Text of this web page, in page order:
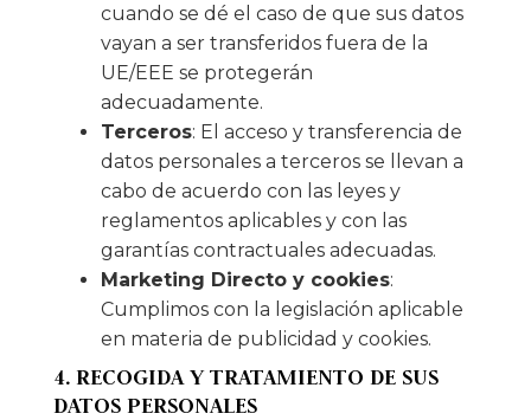
cuando se dé el caso de que sus datos
vayan a ser transferidos fuera de la
UE/EEE se protegerán
adecuadamente.
Terceros: El acceso y transferencia de
datos personales a terceros se llevan a
cabo de acuerdo con las leyes y
reglamentos aplicables y con las
garantías contractuales adecuadas.
Marketing Directo y cookies:
Cumplimos con la legislación aplicable
en materia de publicidad y cookies.
4. RECOGIDA Y TRATAMIENTO DE SUS
DATOS PERSONALES